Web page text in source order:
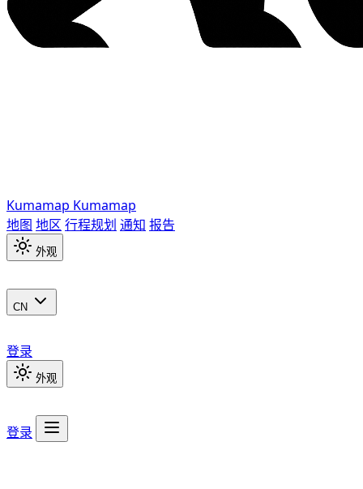
Kumamap Kumamap
地图 地区 行程规划 通知 报告
外观
CN
登录
外观
登录